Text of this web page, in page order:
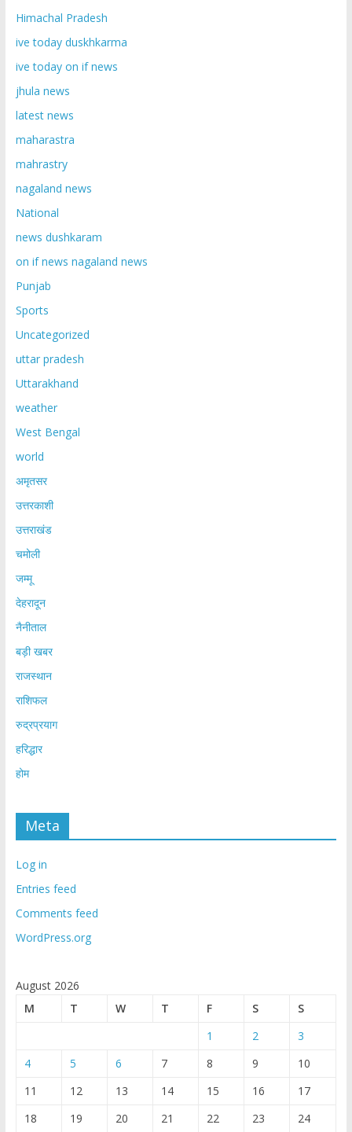
Himachal Pradesh
ive today duskhkarma
ive today on if news
jhula news
latest news
maharastra
mahrastry
nagaland news
National
news dushkaram
on if news nagaland news
Punjab
Sports
Uncategorized
uttar pradesh
Uttarakhand
weather
West Bengal
world
अमृतसर
उत्तरकाशी
उत्तराखंड
चमोली
जम्मू
देहरादून
नैनीताल
बड़ी खबर
राजस्थान
राशिफल
रुद्रप्रयाग
हरिद्धार
होम
Meta
Log in
Entries feed
Comments feed
WordPress.org
August 2026
M
T W T F S
S
1
2
3
4
5 6 7 8 9
10
11
12 13 14 15 16
17
18
19 20 21 22 23 24